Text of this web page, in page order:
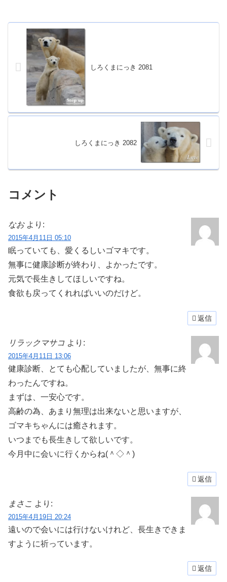
しろくまにっき 2081
しろくまにっき 2082
コメント
なお より:
2015年4月11日 05:10
眠っていても、愛くるしいゴマキです。
無事に健康診断が終わり、よかったです。
元気で長生きしてほしいですね。
食欲も戻ってくれればいいのだけど。
返信
リラックマサコ より:
2015年4月11日 13:06
健康診断、とても心配していましたが、無事に終
わったんですね。
まずは、一安心です。
高齢の為、あまり無理は出来ないと思いますが、
ゴマキちゃんには癒されます。
いつまでも長生きして欲しいです。
今月中に会いに行くからね(＾◇＾)
返信
まさこ より:
2015年4月19日 20:24
遠いので会いには行けないけれど、長生きできま
すように祈っています。
返信